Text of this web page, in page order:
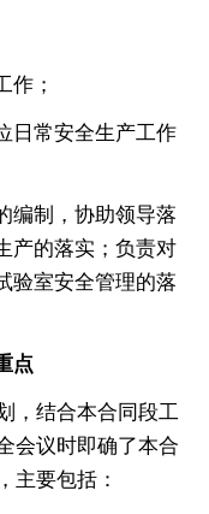
作；
日常安全生产工作
编制，协助领导落
产的落实；负责对
验室安全管理的落
点
，结合本合同段工
会议时即确了本合
主要包括：